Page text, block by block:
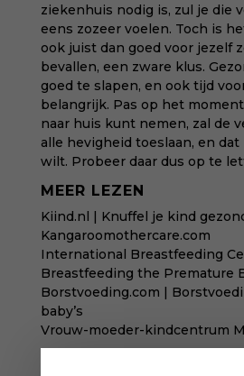
ziekenhuis nodig is, zul je die
eens zozeer voelen. Toch is
ook juist dan goed voor jezelf
bevallen, een zware klus.
goed te slapen, en ook tijd
belangrijk. Pas op het
naar huis kunt nemen, zal de
alle hevigheid toeslaan, en
wilt. Probeer daar dus op te
MEER LEZEN
Kiind.nl | Knuffel je kind
Kangaroomothercare.com
International Breastfeeding
Breastfeeding the Premature
Borstvoeding.com |
baby’s
Vrouw-moeder-kindcentrum